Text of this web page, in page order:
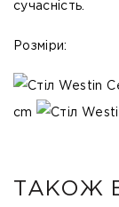
сучасність.
Розміри:
cm
ТАКОЖ